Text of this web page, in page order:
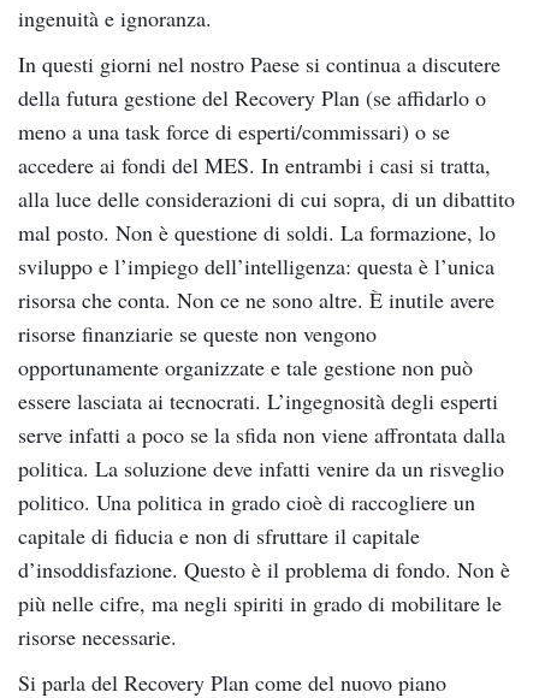
ingenuità e ignoranza.
In questi giorni nel nostro Paese si continua a discutere
della futura gestione del Recovery Plan (se affidarlo o
meno a una task force di esperti/commissari) o se
accedere ai fondi del MES. In entrambi i casi si tratta,
alla luce delle considerazioni di cui sopra, di un dibattito
mal posto. Non è questione di soldi. La formazione, lo
sviluppo e l’impiego dell’intelligenza: questa è l’unica
risorsa che conta. Non ce ne sono altre. È inutile avere
risorse finanziarie se queste non vengono
opportunamente organizzate e tale gestione non può
essere lasciata ai tecnocrati. L’ingegnosità degli esperti
serve infatti a poco se la sfida non viene affrontata dalla
politica. La soluzione deve infatti venire da un risveglio
politico. Una politica in grado cioè di raccogliere un
capitale di fiducia e non di sfruttare il capitale
d’insoddisfazione. Questo è il problema di fondo. Non è
più nelle cifre, ma negli spiriti in grado di mobilitare le
risorse necessarie.
Si parla del Recovery Plan come del nuovo piano